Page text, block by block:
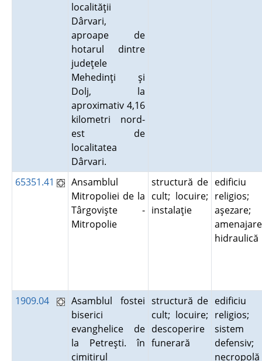
localităţii
Dârvari,
aproape de
hotarul dintre
judeţele
Mehedinţi şi
Dolj, la
aproximativ 4,16
kilometri nord-
est de
localitatea
Dârvari.
65351.41
Ansamblul
Mitropoliei de la
Târgovişte -
Mitropolie
structură de
cult; locuire;
instalaţie
edificiu
religios;
aşezare;
amenajare
1909.04
Asamblul fostei
biserici
evanghelice de
la Petreşti. în
cimitirul
structură de
cult; locuire;
descoperire
funerară
edificiu
religios;
sistem
defensiv;